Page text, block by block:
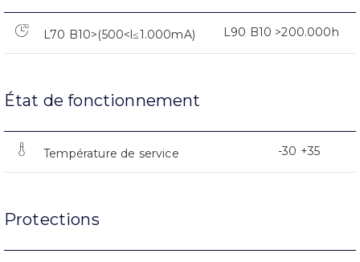
L70 B10>(500<l≤1.000mA) L90 B10 >200.000h
État de fonctionnement
Température de service -30 +35
Protections